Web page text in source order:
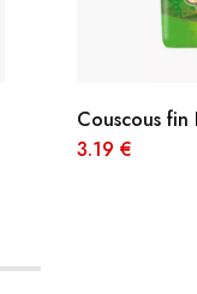
Couscous fin
3.19 €